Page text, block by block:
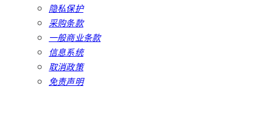
隐私保护
采购条款
一般商业条款
信息系统
取消政策
免责声明